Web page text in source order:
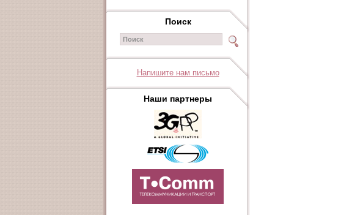
Поиск
Напишите нам письмо
Наши партнеры